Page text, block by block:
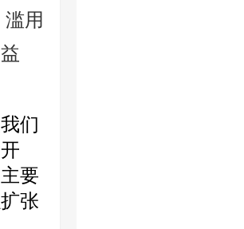
用
们
要
张